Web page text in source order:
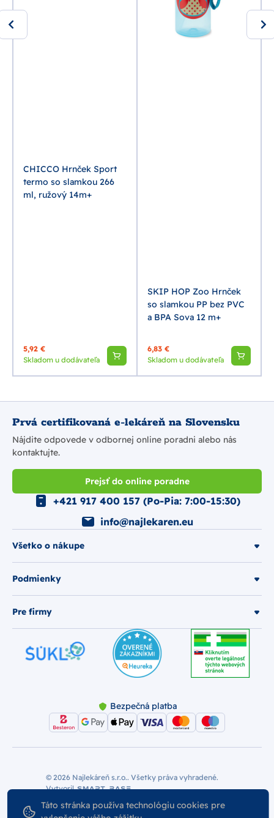
CHICCO Hrnček Sport
termo so slamkou 266
ml, ružový 14m+
5,92 €
Skladom u dodávateľa
SKIP HOP Zoo Hrnček
so slamkou PP bez PVC
a BPA Sova 12 m+
6,83 €
Skladom u dodávateľa
Prvá certifikovaná e-lekáreň na Slovensku
Nájdite odpovede v odbornej online poradni alebo nás
kontaktujte.
Prejsť do online poradne
Všetko o nákupe
Podmienky
Pre firmy
+421 917 400 157 (Po-Pia: 7:00-15:30)
info@najlekaren.eu
Bezpečná platba
© 2026 Najlekáreň s.r.o.. Všetky práva vyhradené.
Vytvoril
Nastavenie Cookies
Podmienky používania
Odstúpiť od zmluvy
Táto stránka používa technológiu cookies pre